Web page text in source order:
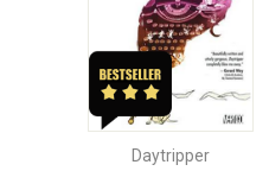
Daytripper